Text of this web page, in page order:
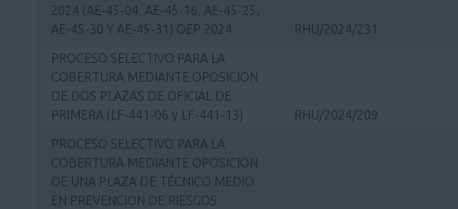
2024 (AE-45-04, AE-45-16, AE-45-25,
AE-45-30 Y AE-45-31) OEP 2024
RHU/2024/231
PROCESO SELECTIVO PARA LA
COBERTURA MEDIANTE OPOSICION
DE DOS PLAZAS DE OFICIAL DE
PRIMERA (LF-441-06 y LF-441-13)
RHU/2024/209
PROCESO SELECTIVO PARA LA
COBERTURA MEDIANTE OPOSICION
DE UNA PLAZA DE TÉCNICO MEDIO
EN PREVENCION DE RIESGOS